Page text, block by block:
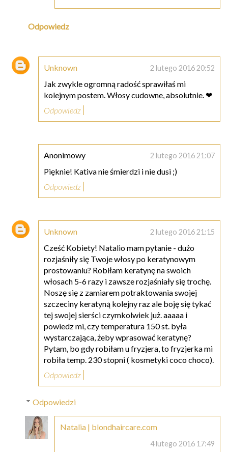
Odpowiedz
Unknown 2 lutego 2016 20:52
Jak zwykle ogromną radość sprawiłaś mi
kolejnym postem. Włosy cudowne, absolutnie. ❤
Odpowiedz
Anonimowy 2 lutego 2016 21:07
Pięknie! Kativa nie śmierdzi i nie dusi ;)
Odpowiedz
Unknown 2 lutego 2016 21:15
Cześć Kobiety! Natalio mam pytanie - dużo
rozjaśniły się Twoje włosy po keratynowym
prostowaniu? Robiłam keratynę na swoich
włosach 5-6 razy i zawsze rozjaśniały się trochę.
Noszę się z zamiarem potraktowania swojej
szczeciny keratyną kolejny raz ale boję się tykać
tej swojej sierści czymkolwiek już. aaaaa i
powiedz mi, czy temperatura 150 st. była
wystarczająca, żeby wprasować keratynę?
Pytam, bo gdy robiłam u fryzjera, to fryzjerka mi
robiła temp. 230 stopni ( kosmetyki coco choco).
Odpowiedz
Odpowiedzi
Natalia | blondhaircare.com
4 lutego 2016 17:49